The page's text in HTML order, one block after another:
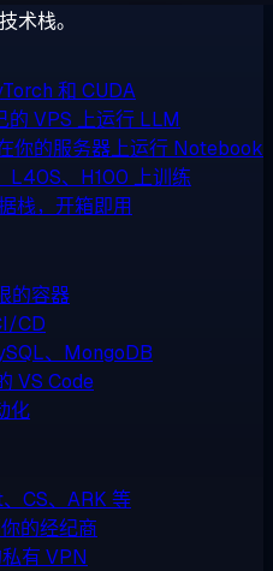
术栈。
和 CUDA
的 VPS 上运行 LLM
你的服务器上运行 Notebook
L40S、H100 上训练
栈，开箱即用
的容器
CD
、MongoDB
VS Code
化
CS、ARK 等
的经纪商
有 VPN